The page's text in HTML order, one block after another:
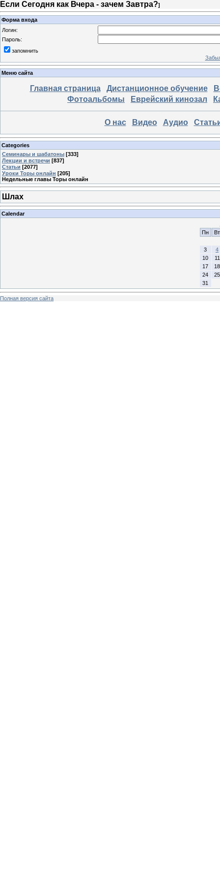
Если Сегодня как Вчера - зачем Завтра?]
Форма входа
Логин:
Пароль:
запомнить
Меню сайта
Главная страница Дистанционное обучение
Фотоальбомы
Еврейский кинозал
О нас Видео Аудио
Categories
Семинары и шабатоны [333]
Лекции и встречи [837]
Статьи [2077]
Уроки Торы онлайн [205]
Недельные главы Торы онлайн
Шлах
Calendar
Пн
Вт
3
4
10
11
17
18
24
25
31
Полная версия сайта